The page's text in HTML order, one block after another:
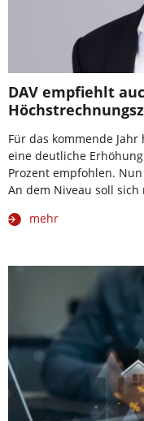
DAV empfiehlt
Für das kommende
eine deutliche
Prozent empfohlen.
An dem Niveau soll
mehr